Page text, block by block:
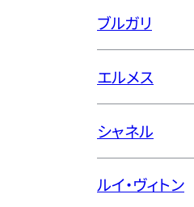
ブルガリ
エルメス
シャネル
ルイ・ヴィトン